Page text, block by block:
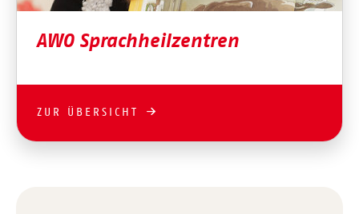
AWO Sprachheilzentren
ZUR ÜBERSICHT